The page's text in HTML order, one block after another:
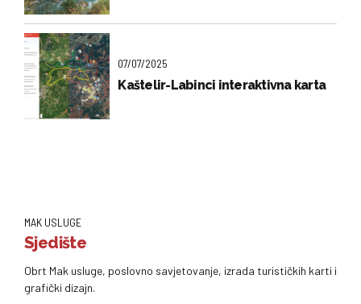
07/07/2025
Kaštelir-Labinci interaktivna karta
MAK USLUGE
Sjedište
Obrt Mak usluge, poslovno savjetovanje, izrada turističkih karti i
grafički dizajn.